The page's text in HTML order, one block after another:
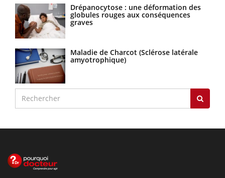
Drépanocytose : une déformation des
globules rouges aux conséquences
graves
Maladie de Charcot (Sclérose latérale
amyotrophique)